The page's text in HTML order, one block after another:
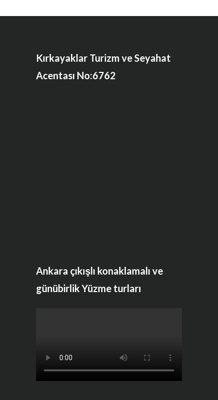
Kırkayaklar Turizm ve Seyahat
Acentası No:6762
Ankara çıkışlı konaklamalı ve
günübirlik Yüzme turları